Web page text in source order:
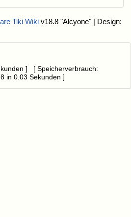
Tiki Wiki v18.8 "Alcyone" | Design:
] [ Speicherverbrauch:
in 0.03 Sekunden ]